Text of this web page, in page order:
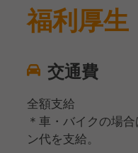
福利厚生
交通費
全額支給
＊車・バイクの場
ン代を支給。